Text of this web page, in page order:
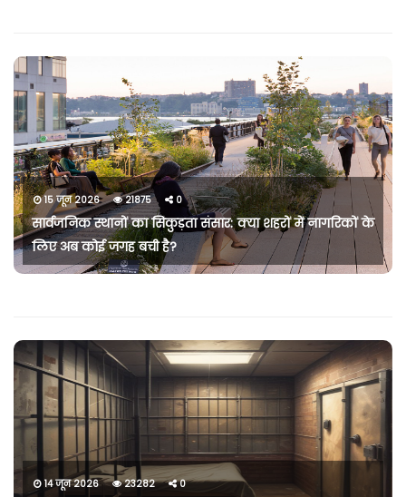
15 जून 2026 21875 0
सार्वजनिक स्थानों का सिकुड़ता संसार: क्या शहरों में नागरिकों के
लिए अब कोई जगह बची है?
14 जून 2026 23282 0